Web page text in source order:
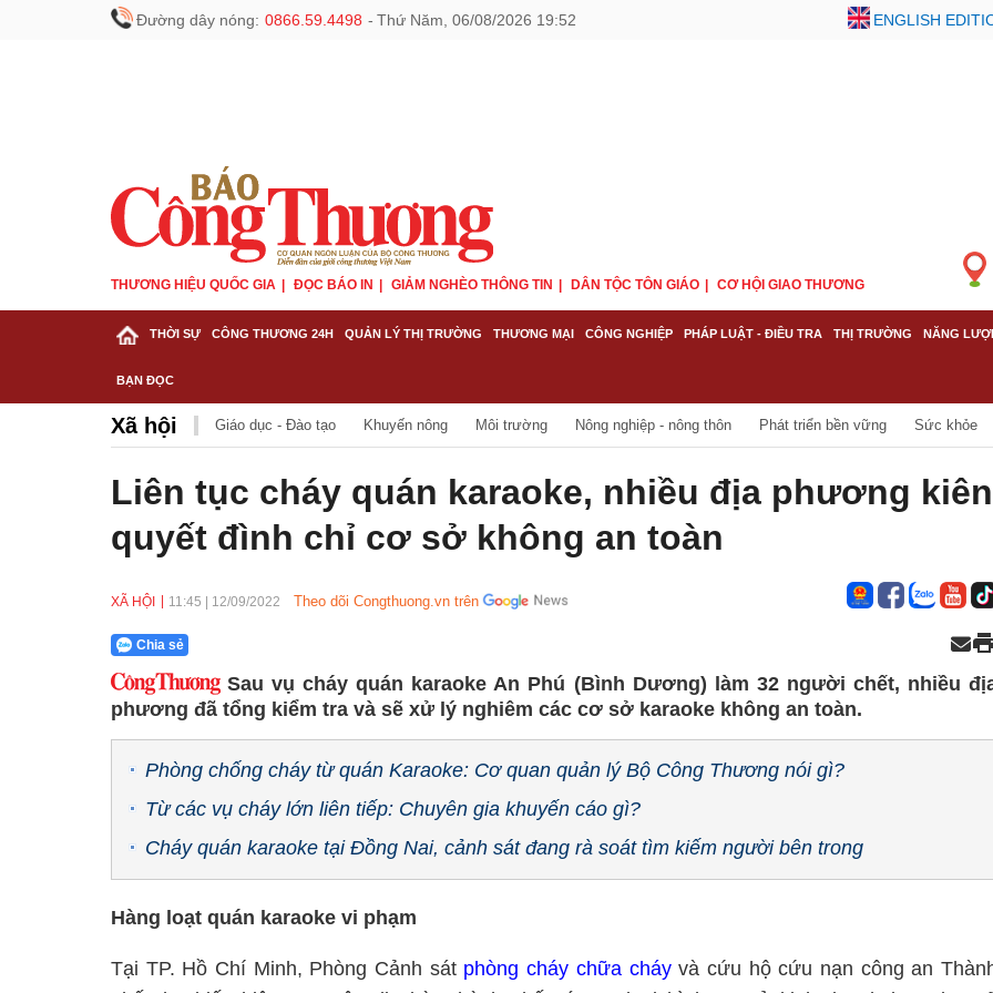
Đường dây nóng: 0866.59.4498 - Thứ Năm, 06/08/2026 19:52 ENGLISH
THƯƠNG HIỆU QUỐC GIA ĐỌC BÁO IN GIẢM NGHÈO THÔNG TIN DÂN TỘC TÔN GIÁO CƠ HỘI GIAO THƯƠNG
THỜI SỰ CÔNG THƯƠNG 24H QUẢN LÝ THỊ TRƯỜNG THƯƠNG MẠI CÔNG NGHIỆP PHÁP LUẬT - ĐIỀU TRA THỊ TRƯỜNG NĂNG
BẠN ĐỌC
Xã hội Giáo dục - Đào tạo Khuyến nông Môi trường Nông nghiệp - nông thôn Phát triển bền vững Sức khỏe
Liên tục cháy quán karaoke, nhiều địa phương kiên
quyết đình chỉ cơ sở không an toàn
XÃ HỘI 11:45 12/09/2022 Theo dõi Congthuong.vn trên
Chia sẻ
Sau vụ cháy quán karaoke An Phú (Bình Dương) làm 32 người chết, nhiều
phương đã tổng kiểm tra và sẽ xử lý nghiêm các cơ sở karaoke không an toàn.
Phòng chống cháy từ quán Karaoke: Cơ quan quản lý Bộ Công Thương nói gì?
Từ các vụ cháy lớn liên tiếp: Chuyên gia khuyến cáo gì?
Cháy quán karaoke tại Đồng Nai, cảnh sát đang rà soát tìm kiếm người bên trong
Hàng loạt quán karaoke vi phạm
Tại TP. Hồ Chí Minh, Phòng Cảnh sát phòng cháy chữa cháyvà cứu hộ cứu nạn công an